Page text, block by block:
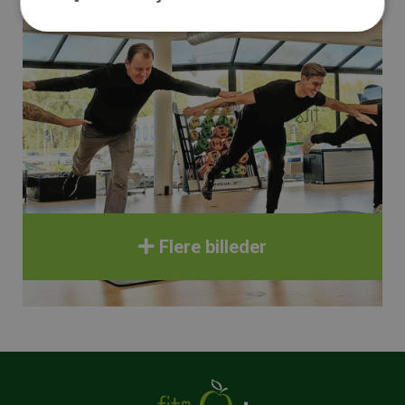
Flere billeder